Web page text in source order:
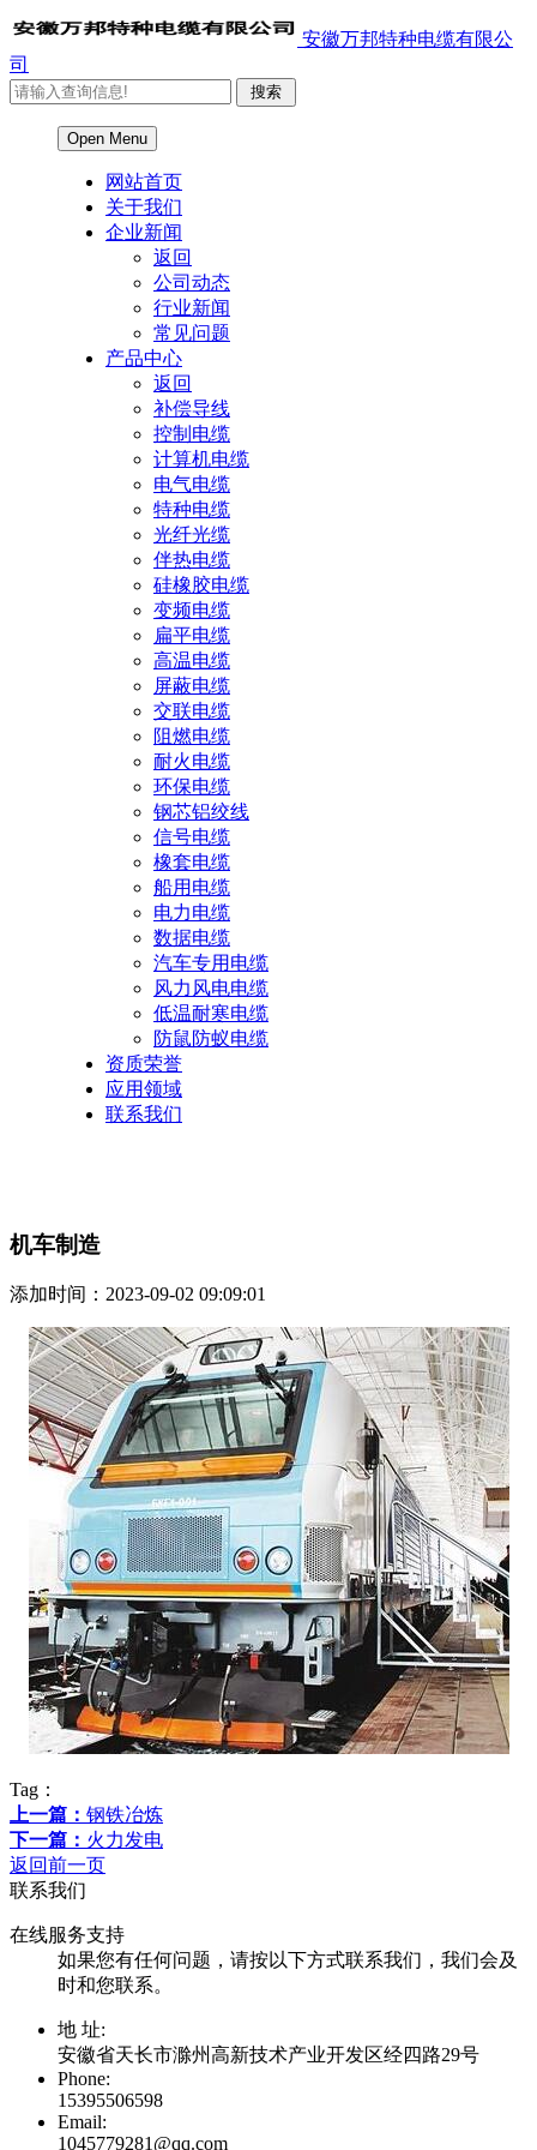
安徽万邦特种电缆有限公
司
Open Menu
网站首页
关于我们
企业新闻
返回
公司动态
行业新闻
常见问题
产品中心
返回
补偿导线
控制电缆
计算机电缆
电气电缆
特种电缆
光纤光缆
伴热电缆
硅橡胶电缆
变频电缆
扁平电缆
高温电缆
屏蔽电缆
交联电缆
阻燃电缆
耐火电缆
环保电缆
钢芯铝绞线
信号电缆
橡套电缆
船用电缆
电力电缆
数据电缆
汽车专用电缆
风力风电电缆
低温耐寒电缆
防鼠防蚁电缆
资质荣誉
应用领域
联系我们
机车制造
添加时间：2023-09-02 09:09:01
Tag：
上一篇： 钢铁冶炼
下一篇： 火力发电
返回前一页
联系我们
在线服务支持
如果您有任何问题，请按以下方式联系我们，我们会及
时和您联系。
地 址:
安徽省天长市滁州高新技术产业开发区经四路29号
Phone:
15395506598
Email:
1045779281@qq.com